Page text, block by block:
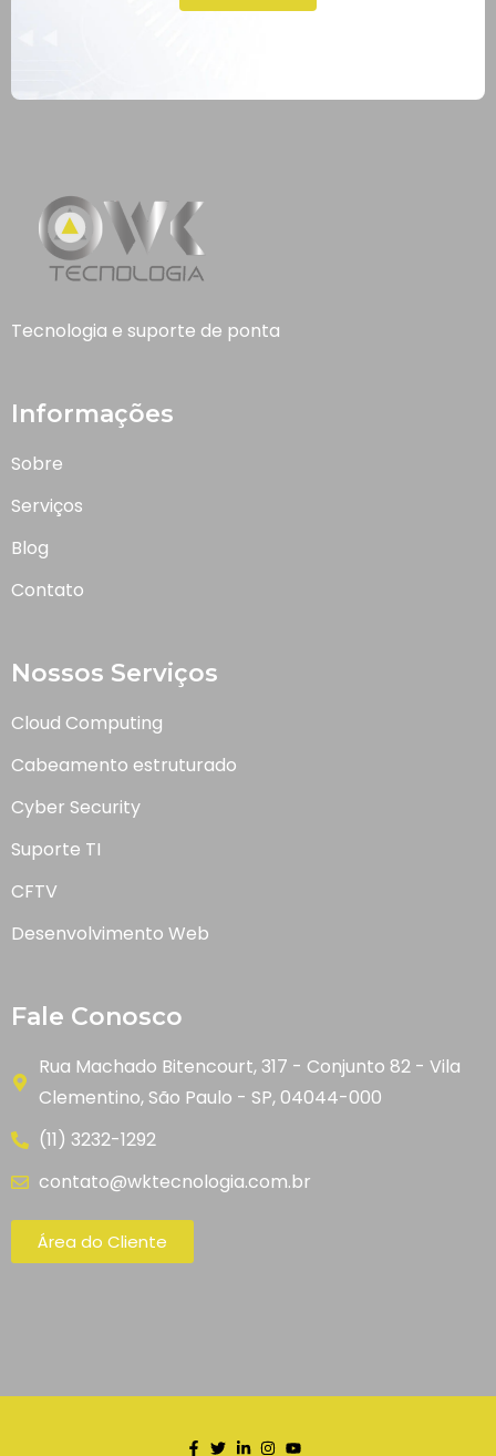
Tecnologia e suporte de ponta
Informações
Sobre
Serviços
Blog
Contato
Nossos Serviços
Cloud Computing
Cabeamento estruturado
Cyber Security
Suporte TI
CFTV
Desenvolvimento Web
Fale Conosco
Rua Machado Bitencourt, 317 - Conjunto 82 - Vila
Clementino, São Paulo - SP, 04044-000
(11) 3232-1292
contato@wktecnologia.com.br
Área do Cliente